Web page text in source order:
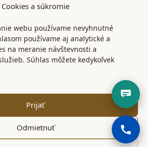
Cookies a súkromie
webu používame nevyhnutné
používame aj analytické a
na meranie návštevnosti a
Súhlas môžete kedykoľvek
Prijať
Odmietnuť
– Všetky práva vyhradené
REKLAMAČNÝ PORIADOK